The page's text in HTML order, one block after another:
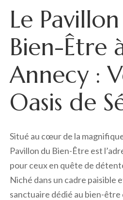
Le
Bien-Être
Annecy :
Oasis de
Situé au cœur de la
Pavillon du Bien-Être est
pour ceux en quête de
Niché dans un cadre paisible
sanctuaire dédié au bien-